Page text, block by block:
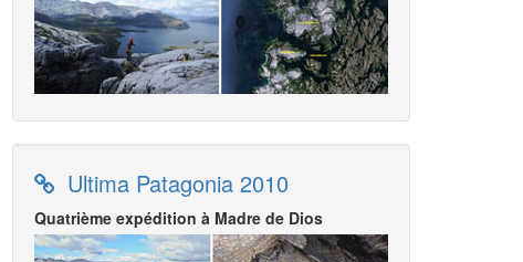
Ultima Patagonia 2010
Quatrième expédition à Madre de Dios